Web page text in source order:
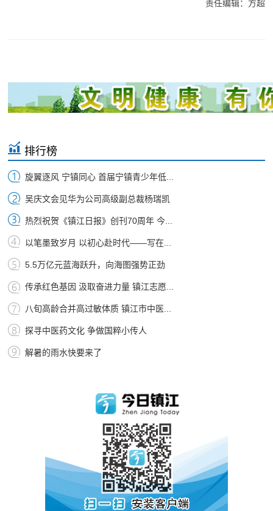
责任编辑：方超
排行榜
旋翼逐风 宁镇同心 首届宁镇青少年低...
吴庆文会见华为公司高级副总裁杨瑞凯
热烈祝贺《镇江日报》创刊70周年 今...
以笔墨致岁月 以初心赴时代——写在...
5.5万亿元蓝海跃升，向海图强势正劲
传承红色基因 汲取奋进力量 镇江志愿...
八旬高龄合并高过敏体质 镇江市中医...
探寻中医药文化 争做国粹小传人
解暑的雨水快要来了